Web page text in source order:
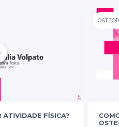
ATIVIDADE FÍSICA?